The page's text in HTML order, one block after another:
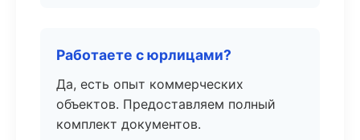
Работаете с юрлицами?
Да, есть опыт коммерческих
объектов. Предоставляем полный
комплект документов.